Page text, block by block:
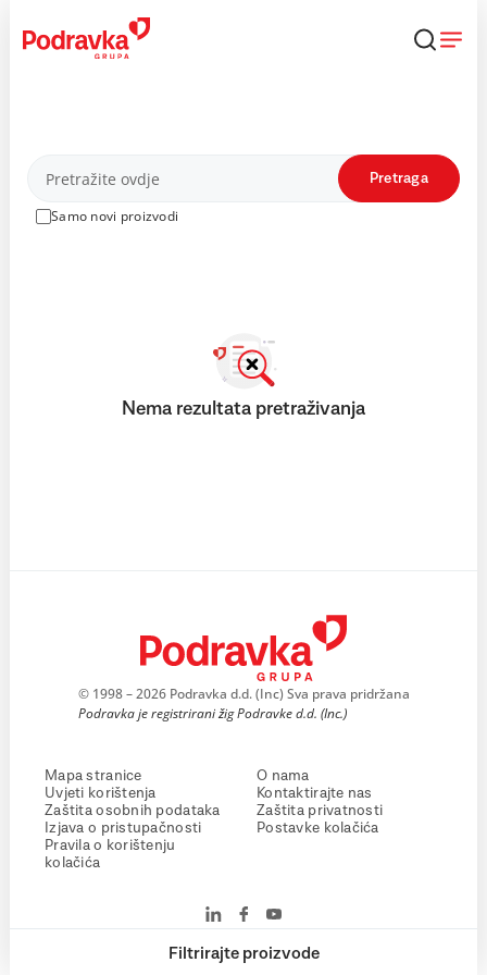
content
Proizvodi
Samo novi proizvodi
Pretraga
Filtrirajte proizvode
Nema rezultata pretraživanja
© 1998 – 2026 Podravka d.d. (Inc) Sva prava pridržana
Podravka je registrirani žig Podravke d.d. (Inc.)
Mapa stranice
Uvjeti korištenja
Zaštita osobnih podataka
Izjava o pristupačnosti
Pravila o korištenju
kolačića
O nama
Kontaktirajte nas
Zaštita privatnosti
Postavke kolačića